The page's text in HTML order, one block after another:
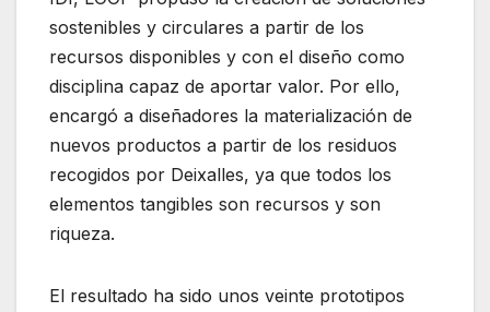
sostenibles y circulares a partir de los
recursos disponibles y con el diseño como
disciplina capaz de aportar valor. Por ello,
encargó a diseñadores la materialización de
nuevos productos a partir de los residuos
recogidos por Deixalles, ya que todos los
elementos tangibles son recursos y son
riqueza.
El resultado ha sido unos veinte prototipos